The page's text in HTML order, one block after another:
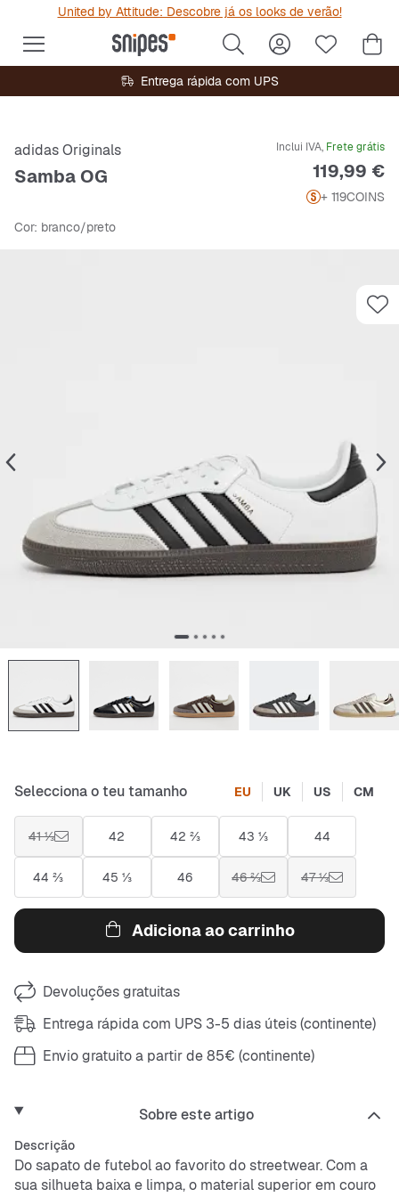
United by Attitude: Descobre já os looks de verão!
Entrega rápida com UPS
adidas Originals
Samba OG
Inclui IVA, Frete grátis
Preço
119,99 €
+ 119COINS
Cor: branco/preto
Selecciona o teu tamanho EU UK US CM
41 ⅓ 42 42 ⅔ 43 ⅓ 44
44 ⅔ 45 ⅓ 46 46 ⅔ 47 ⅓
Adiciona ao carrinho
Devoluções gratuitas
Entrega rápida com UPS 3-5 dias úteis (continente)
Envio gratuito a partir de 85€ (continente)
Sobre este artigo
Descrição
Do sapato de futebol ao favorito do streetwear. Com a
sua silhueta baixa e limpa, o material superior em couro